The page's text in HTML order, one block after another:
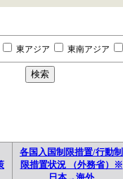
東アジア 東南アジア
各国入国制限措置/行動制
限措置状況 （外務省）※